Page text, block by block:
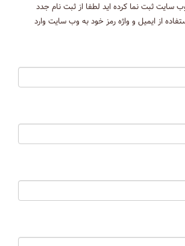
سایت ثبت نما کرده اید لطفا از ثبت نام جدد
از ایمیل و واژه رمز خود به وب سایت وارد